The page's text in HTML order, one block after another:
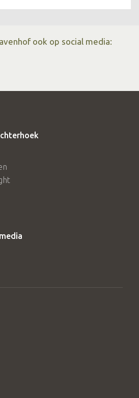
ook op social media: